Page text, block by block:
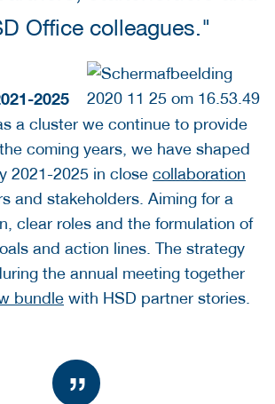
Office colleagues."
2025
a cluster we continue to provide
coming years, we have shaped
2021-2025 in close collaboration
and stakeholders. Aiming for a
clear roles and the formulation of
and action lines. The strategy
the annual meeting together
bundle with HSD partner stories.